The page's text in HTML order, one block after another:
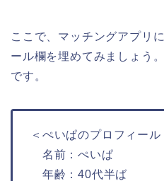
ここで、マッチングアプリ
ール欄を埋めてみましょう
です。
＜ぺいぱのプロフィール
名前：ぺいぱ
年齢：40代半ば